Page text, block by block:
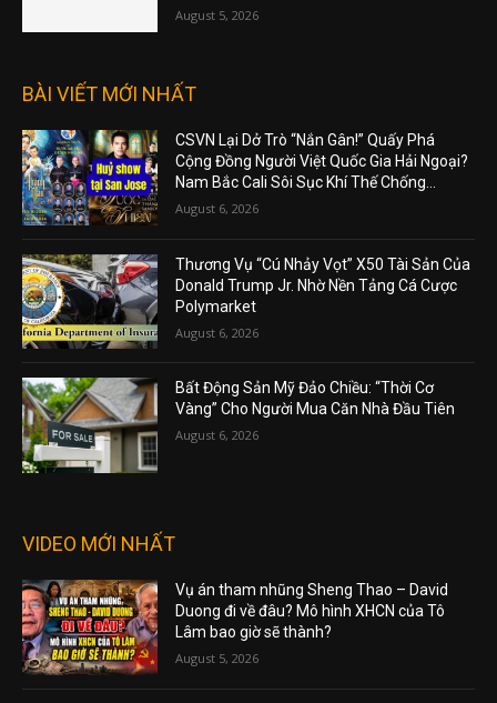
August 5, 2026
BÀI VIẾT MỚI NHẤT
CSVN Lại Dở Trò “Nắn Gân!” Quấy Phá
Cộng Đồng Người Việt Quốc Gia Hải Ngoại?
Nam Bắc Cali Sôi Sục Khí Thế Chống...
August 6, 2026
Thương Vụ “Cú Nhảy Vọt” X50 Tài Sản Của
Donald Trump Jr. Nhờ Nền Tảng Cá Cược
Polymarket
August 6, 2026
Bất Động Sản Mỹ Đảo Chiều: “Thời Cơ
Vàng” Cho Người Mua Căn Nhà Đầu Tiên
August 6, 2026
VIDEO MỚI NHẤT
Vụ án tham nhũng Sheng Thao – David
Duong đi về đâu? Mô hình XHCN của Tô
Lâm bao giờ sẽ thành?
August 5, 2026